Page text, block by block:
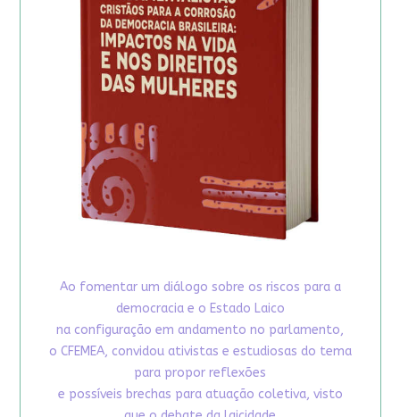
Ao fomentar um diálogo sobre os riscos para a
democracia e o Estado Laico
na configuração em andamento no parlamento,
o CFEMEA, convidou ativistas e estudiosas do tema
para propor reflexões
e possíveis brechas para atuação coletiva, visto